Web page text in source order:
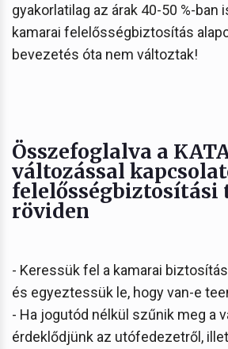
gyakorlatilag az árak 40-50 %-ban
kamarai felelősségbiztosítás
bevezetés óta nem változtak!
Összefoglalva a
változással
felelősségbiztosítási
röviden
- Keressük fel a kamarai
és egyeztessük le, hogy van-e
- Ha jogutód nélkül szűnik meg a
érdeklődjünk az utófedezetről,